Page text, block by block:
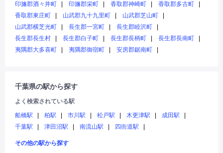
印旛郡酒々井町
印旛郡栄町 香取郡神崎町
香取郡多古町
香取郡東庄町
山武郡九十九里町
山武郡芝山町
山武郡横芝光町
長生郡一宮町
長生郡睦沢町
長生郡長生村
長生郡白子町 長生郡長柄町
長生郡長南町
夷隅郡大多喜町
夷隅郡御宿町 安房郡鋸南町
千葉県の駅から探す
よく検索されている駅
船橋駅
柏駅 市川駅 松戸駅 木更津駅
成田駅
千葉駅
津田沼駅 南流山駅 四街道駅
その他の駅から探す